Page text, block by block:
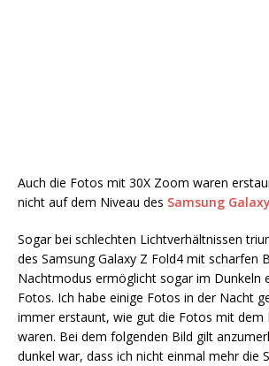
Auch die Fotos mit 30X Zoom waren
nicht auf dem Niveau des Samsung
Sogar bei schlechten Lichtverhältnissen
des Samsung Galaxy Z Fold4 mit scharfen
Nachtmodus ermöglicht sogar im Dunkeln
Fotos. Ich habe einige Fotos in der Nacht
immer erstaunt, wie gut die Fotos mit dem
waren. Bei dem folgenden Bild gilt
dunkel war, dass ich nicht einmal mehr die